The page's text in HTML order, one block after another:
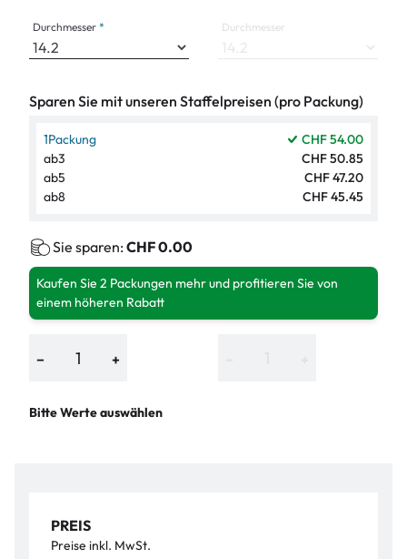
Durchmesser Durchmesser
Sparen Sie mit unseren Staffelpreisen (pro Packung)
1Packung
CHF 54.00
ab3
CHF 50.85
ab5
CHF 47.20
ab8 CHF 45.45
Sie sparen: CHF 0.00
Kaufen Sie 2 Packungen mehr und profitieren Sie von
einem höheren Rabatt
− +
Bitte Werte auswählen
PREIS
Preise inkl. MwSt.